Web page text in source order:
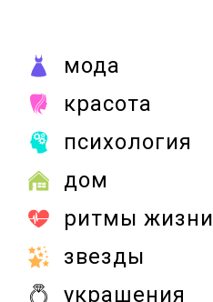
мода
красота
психология
дом
ритмы жизни
звезды
украшения